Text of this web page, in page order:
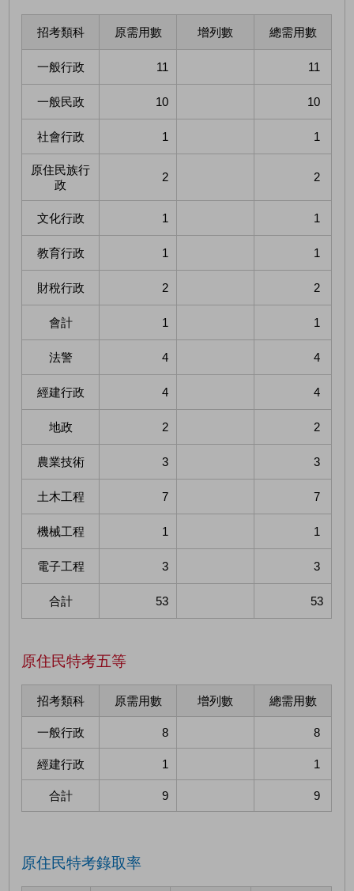
招考類科 原需用數 增列數 總需用數
一般行政 11 11
一般民政 10 10
社會行政 1 1
原住民族行
政
2 2
文化行政 1 1
教育行政 1 1
財稅行政 2 2
會計 1 1
法警 4 4
經建行政 4 4
地政 2 2
農業技術 3 3
土木工程 7 7
機械工程 1 1
電子工程 3 3
合計 53 53
原住民特考五等
招考類科 原需用數 增列數 總需用數
一般行政 8 8
經建行政 1 1
合計 9 9
原住民特考錄取率